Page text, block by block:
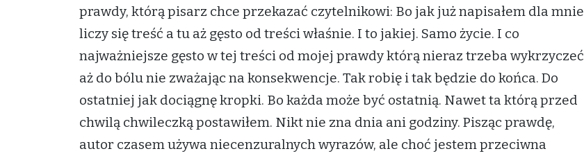
prawdy, którą pisarz chce przekazać czytelnikowi: Bo jak już napisałem dla mnie
liczy się treść a tu aż gęsto od treści właśnie. I to jakiej. Samo życie. I co
najważniejsze gęsto w tej treści od mojej prawdy którą nieraz trzeba wykrzyczeć
aż do bólu nie zważając na konsekwencje. Tak robię i tak będzie do końca. Do
ostatniej jak dociągnę kropki. Bo każda może być ostatnią. Nawet ta którą przed
chwilą chwileczką postawiłem. Nikt nie zna dnia ani godziny. Pisząc prawdę,
autor czasem używa niecenzuralnych wyrazów, ale choć jestem przeciwna